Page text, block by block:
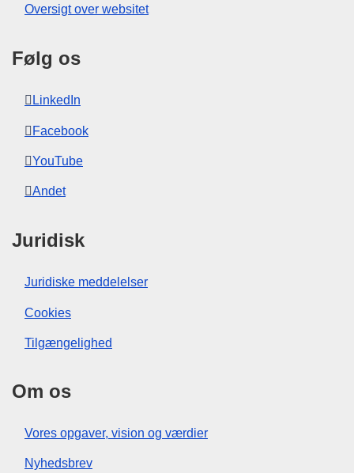
Oversigt over websitet
Følg os
LinkedIn
Facebook
YouTube
Andet
Juridisk
Juridiske meddelelser
Cookies
Tilgængelighed
Om os
Vores opgaver, vision og værdier
Nyhedsbrev